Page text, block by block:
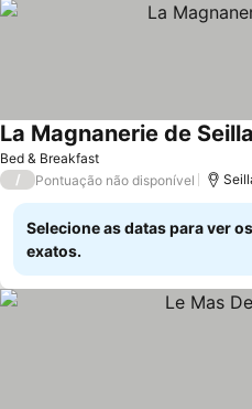
Bed & Breakfast
La Magnanerie de
/ Pontuação não disponível
Selecione as datas para ver
exatos.